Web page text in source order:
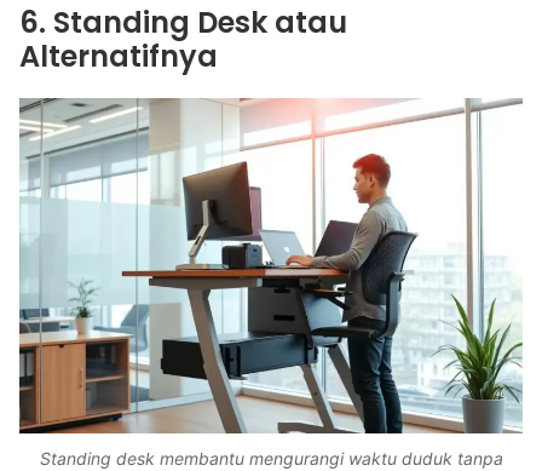
6. Standing Desk atau
Alternatifnya
Standing desk membantu mengurangi waktu duduk tanpa